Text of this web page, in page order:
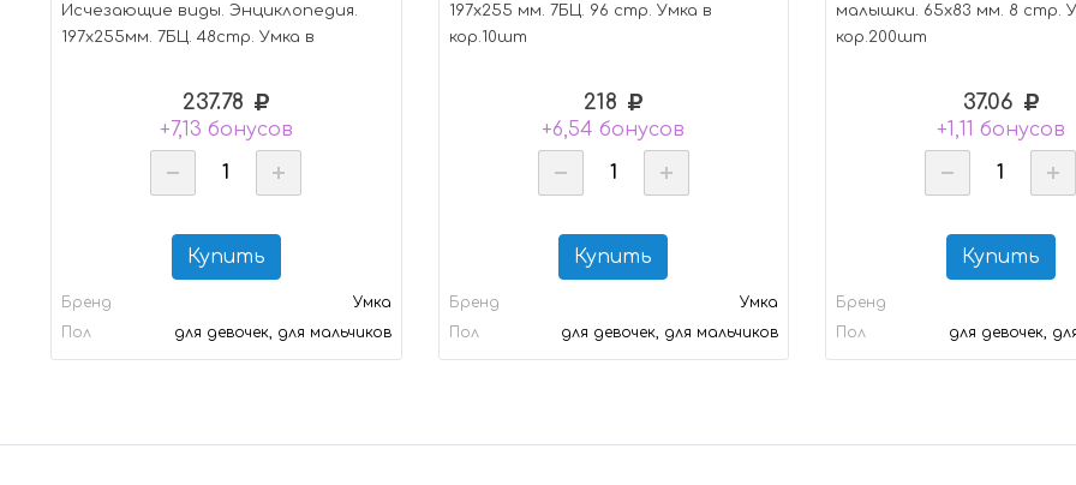
Исчезающие виды. Энциклопедия.
197х255мм. 7БЦ. 48стр. Умка в
237.78
+7,13 бонусов
Купить
Бренд
Умка
Пол
для девочек, для мальчиков
197х255 мм. 7БЦ. 96 стр. Умка в
кор.10шт
218
+6,54 бонусов
Купить
Бренд
Умка
Пол
для девочек, для мальчиков
малышки. 65х83 мм. 8 стр.
кор.200шт
37.06
+1,11 бонусов
Купить
Бренд
Пол
для девочек,